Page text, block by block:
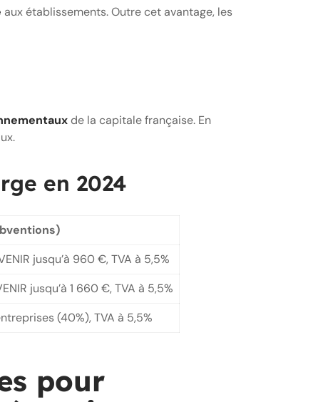
aux établissements. Outre cet avantage, les
de la capitale française. En
en 2024
jusqu’à 960 €, TVA à 5,5%
jusqu’à 1 660 €, TVA à 5,5%
(40%), TVA à 5,5%
pour